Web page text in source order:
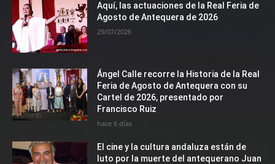
Aquí, las actuaciones de la Real Feria de
Agosto de Antequera de 2026
29/07/2026
Ángel Calle recorre la Historia de la Real
Feria de Agosto de Antequera con su
Cartel de 2026, presentado por
Francisco Ruiz
hace 6 días
El cine y la cultura andaluza están de
luto por la muerte del antequerano Juan